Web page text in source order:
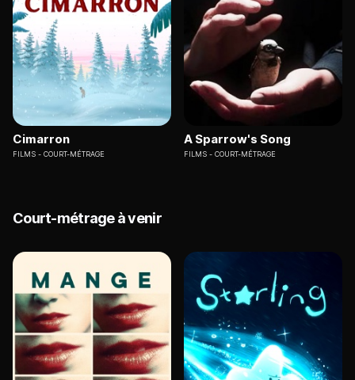
Cimarron
FILMS COURT-MÉTRAGE
A Sparrow's Song
FILMS COURT-MÉTRAGE
Court-métrage à venir